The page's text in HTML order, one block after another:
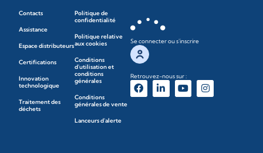
Contacts
Assistance
Espace distributeurs
Certifications
Innovation
technologique
Traitement des
déchets
Politique de
confidentialité
Politique relative
aux cookies
Conditions
d'utilisation et
conditions
générales
Conditions
générales de vente
Lanceurs d'alerte
Se connecter ou s'inscrire
Retrouvez-nous sur :